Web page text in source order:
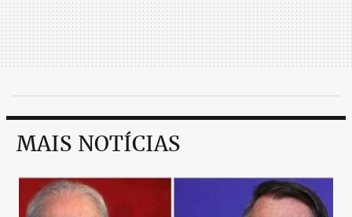
MAIS NOTÍCIAS